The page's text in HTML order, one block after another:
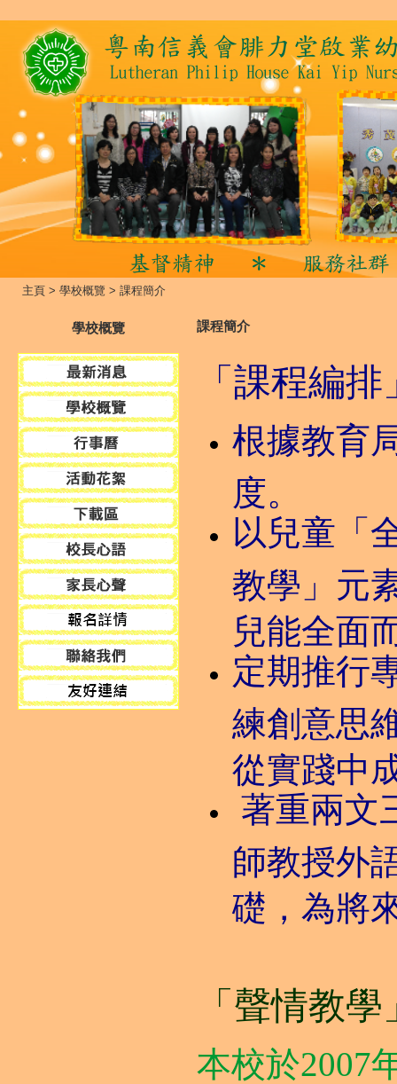
主頁 > 學校概覽 > 課程簡介
學校概覽 課程簡介
「課程編
根據教育
度。
以兒童「
教學」元
兒能全面
定期推行
練創意思
從實踐中
著重兩文
師教授外
礎，為將
「聲情教
本校於2007